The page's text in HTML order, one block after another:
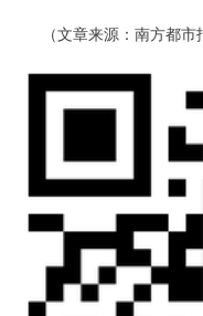
（文章来源：南方都市